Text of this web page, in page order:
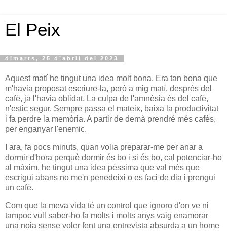
El Peix
dimarts, 25 d’abril del 2023
Aquest matí he tingut una idea molt bona. Era tan bona que
m'havia proposat escriure-la, però a mig matí, després del
cafè, ja l'havia oblidat. La culpa de l'amnèsia és del cafè,
n'estic segur. Sempre passa el mateix, baixa la productivitat
i fa perdre la memòria. A partir de demà prendré més cafès,
per enganyar l'enemic.
I ara, fa pocs minuts, quan volia preparar-me per anar a
dormir d'hora perquè dormir és bo i si és bo, cal potenciar-ho
al màxim, he tingut una idea pèssima que val més que
escrigui abans no me'n penedeixi o es faci de dia i prengui
un cafè.
Com que la meva vida té un control que ignoro d'on ve ni
tampoc vull saber-ho fa molts i molts anys vaig enamorar
una noia sense voler fent una entrevista absurda a un home